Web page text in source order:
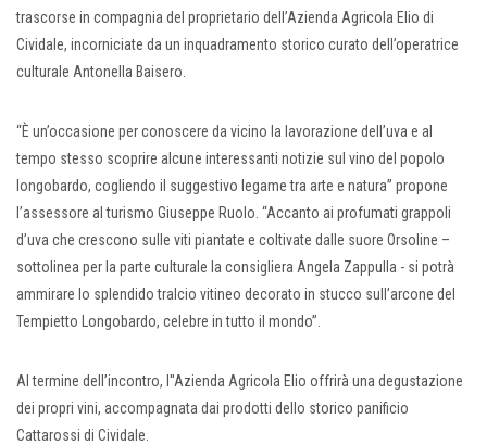
trascorse in compagnia del proprietario dell’Azienda Agricola Elio di
Cividale, incorniciate da un inquadramento storico curato dell’operatrice
culturale Antonella Baisero.
“È un’occasione per conoscere da vicino la lavorazione dell’uva e al
tempo stesso scoprire alcune interessanti notizie sul vino del popolo
longobardo, cogliendo il suggestivo legame tra arte e natura” propone
l’assessore al turismo Giuseppe Ruolo. “Accanto ai profumati grappoli
d’uva che crescono sulle viti piantate e coltivate dalle suore Orsoline –
sottolinea per la parte culturale la consigliera Angela Zappulla - si potrà
ammirare lo splendido tralcio vitineo decorato in stucco sull’arcone del
Tempietto Longobardo, celebre in tutto il mondo”.
Al termine dell’incontro, l''Azienda Agricola Elio offrirà una degustazione
dei propri vini, accompagnata dai prodotti dello storico panificio
Cattarossi di Cividale.